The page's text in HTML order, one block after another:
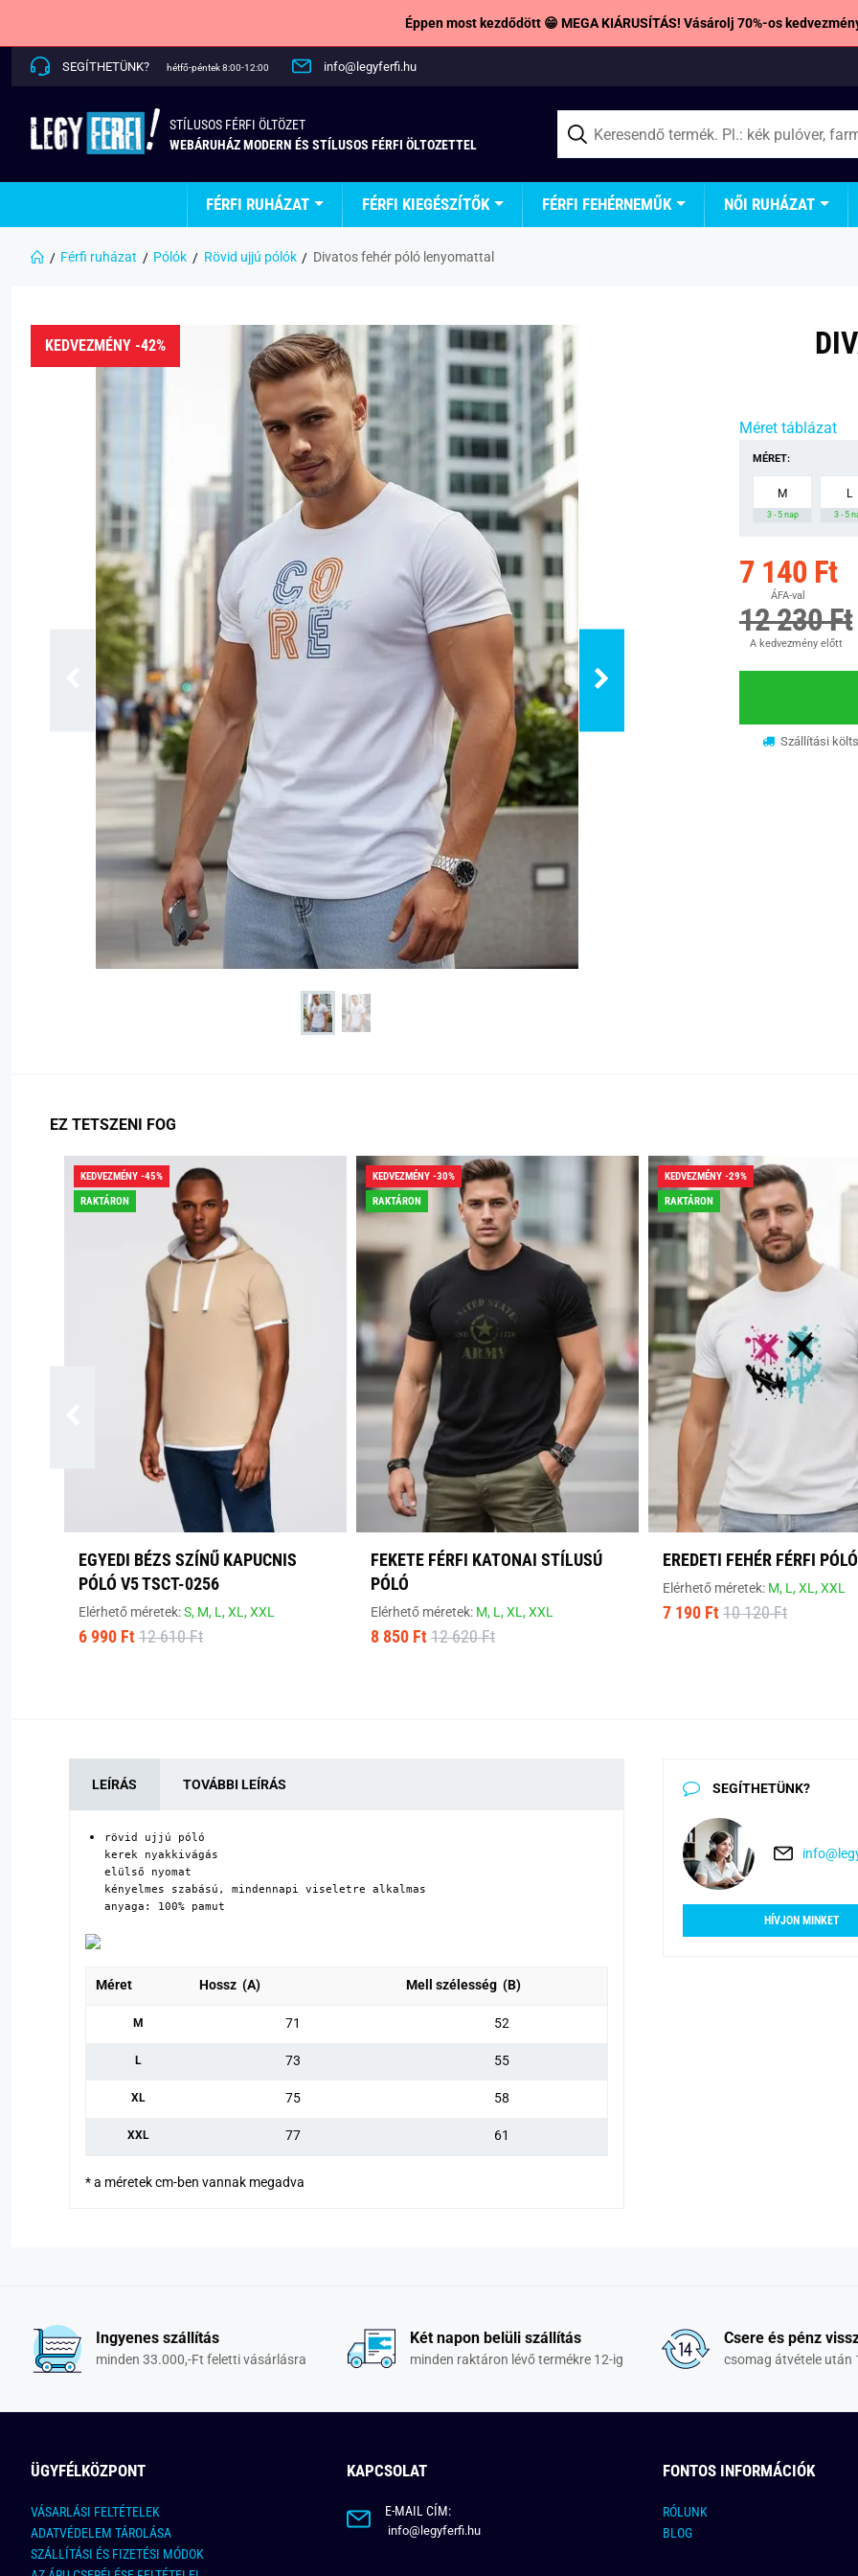
Éppen most kezdődött 😁 MEGA KIÁRUSÍTÁS! Vásárolj 70%-os
SEGÍTHETÜNK? hétfő-péntek 8:00-12:00 info@legyferfi.hu
STÍLUSOS FÉRFI ÖLTÖZET
WEBÁRUHÁZ MODERN ÉS STÍLUSOS FÉRFI ÖLTOZETTEL
FÉRFI RUHÁZAT FÉRFI KIEGÉSZÍTŐK FÉRFI FEHÉRNEMŰK NŐI RUHÁZAT
Férfi ruházat Pólók Rövid ujjú pólók Divatos fehér póló lenyomattal
KEDVEZMÉNY -42%
Méret táblázat
MÉRET:
M
3 - 5 nap
L
3 - 5
7 140 Ft
ÁFA-val
12 230 Ft
A kedvezmény előtt
Szállítási
EZ TETSZENI FOG
KEDVEZMÉNY -45%
RAKTÁRON
EGYEDI BÉZS SZÍNŰ KAPUCNIS
PÓLÓ V5 TSCT-0256
Elérhető méretek:S, M, L,XL,XXL
6 990 Ft 12 610 Ft
KEDVEZMÉNY -30%
RAKTÁRON
FEKETE FÉRFI KATONAI STÍLUSÚ
PÓLÓ
Elérhető méretek: M, L,XL,XXL
8 850 Ft 12 620 Ft
KEDVEZMÉNY -29%
RAKTÁRON
EREDETI FEHÉR FÉRFI PÓLÓ
Elérhető méretek: M, L,XL,XXL
7 190 Ft 10 120 Ft
LEÍRÁS TOVÁBBI LEÍRÁS
rövid ujjú póló
kerek nyakkivágás
elülső nyomat
kényelmes szabású, mindennapi viseletre alkalmas
anyaga: 100% pamut
Méret Hossz (A) Mell szélesség (B)
M 71 52
L 73 55
XL 75 58
XXL 77 61
* a méretek cm-ben vannak megadva
SEGÍTHETÜNK?
HÍVJON MINKET
Ingyenes szállítás
minden 33.000,-Ft feletti vásárlásra
Két napon belüli szállítás
minden raktáron lévő termékre 12-ig
Csere és pénz
csomag átvétele után
ÜGYFÉLKÖZPONT
VÁSARLÁSI FELTÉTELEK
ADATVÉDELEM TÁROLÁSA
SZÁLLÍTÁSI ÉS FIZETÉSI MÓDOK
KAPCSOLAT
E-MAIL CÍM:
info@legyferfi.hu
FONTOS INFORMÁCIÓK
RÓLUNK
BLOG